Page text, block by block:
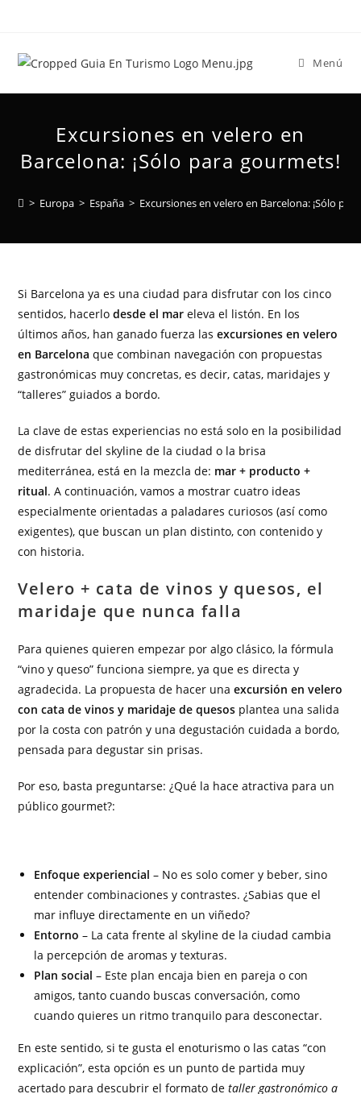
Menú
Excursiones en velero en
Barcelona: ¡Sólo para gourmets!
> Europa > España > Excursiones en velero en Barcelona: ¡Sólo
Si Barcelona ya es una ciudad para disfrutar con los cinco
sentidos, hacerlodesde el mar eleva el listón. En los
últimos años, han ganado fuerza lasexcursiones en velero
en Barcelona que combinan navegación con propuestas
gastronómicas muy concretas, es decir, catas, maridajes y
“talleres” guiados a bordo.
La clave de estas experiencias no está solo en la posibilidad
de disfrutar del skyline de la ciudad o la brisa
mediterránea, está en la mezcla de: mar + producto +
ritual. A continuación, vamos a mostrar cuatro ideas
especialmente orientadas a paladares curiosos (así como
exigentes), que buscan un plan distinto, con contenido y
con historia.
Velero + cata de vinos y quesos, el
maridaje que nunca falla
Para quienes quieren empezar por algo clásico, la fórmula
“vino y queso” funciona siempre, ya que es directa y
agradecida. La propuesta de hacer unaexcursión en velero
con cata de vinos y maridaje de quesos plantea una salida
por la costa con patrón y una degustación cuidada a bordo,
pensada para degustar sin prisas.
Por eso, basta preguntarse: ¿Qué la hace atractiva para un
público gourmet?:
Enfoque experiencial – No es solo comer y beber, sino
entender combinaciones y contrastes. ¿Sabias que el
mar influye directamente en un viñedo?
Entorno – La cata frente al skyline de la ciudad cambia
la percepción de aromas y texturas.
Plan social – Este plan encaja bien en pareja o con
amigos, tanto cuando buscas conversación, como
cuando quieres un ritmo tranquilo para desconectar.
En este sentido, si te gusta el enoturismo o las catas “con
explicación”, esta opción es un punto de partida muy
acertado para descubrir el formato detaller gastronómico a